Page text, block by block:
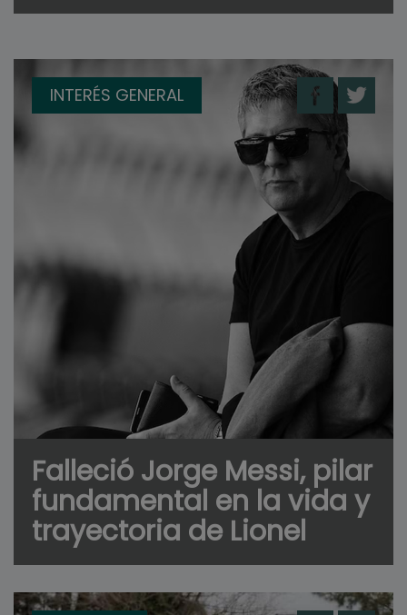
INTERÉS GENERAL
Falleció Jorge Messi, pilar
fundamental en la vida y
trayectoria de Lionel